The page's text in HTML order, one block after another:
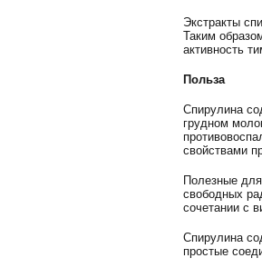
Экстракты
Таким
активность
Польза
Спирулина
грудном
свойствами
Полезные
свободных
сочетании с
Спирулина
простые